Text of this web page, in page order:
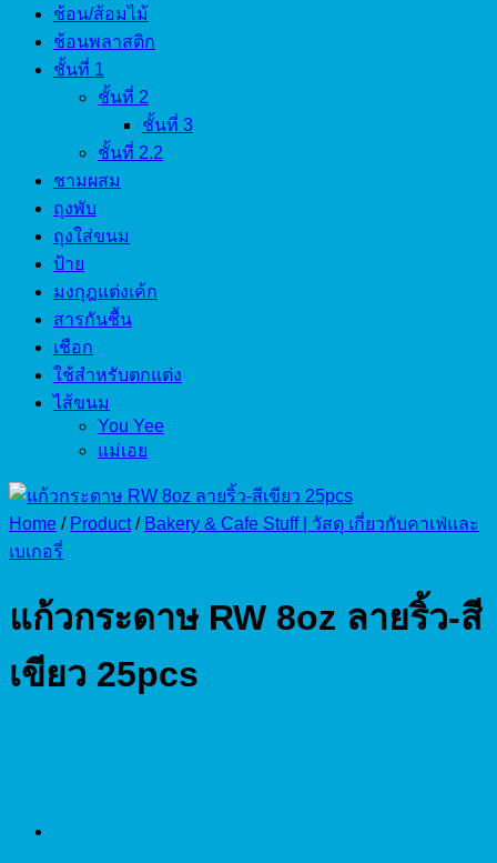
ช้อน/ส้อมไม้
ช้อนพลาสติก
ชั้นที่ 1
ชั้นที่ 2
ชั้นที่ 3
ชั้นที่ 2.2
ชามผสม
ถุงพับ
ถุงใส่ขนม
ป้าย
มงกุฎแต่งเค้ก
สารกันชื้น
เชือก
ใช้สำหรับตกแต่ง
ไส้ขนม
You Yee
แม่เอย
Home / Product / Bakery & Cafe Stuff | วัสดุ เกี่ยวกับคาเฟ่และ
เบเกอรี่
แก้วกระดาษ RW 8oz ลายริ้ว-สี
เขียว 25pcs